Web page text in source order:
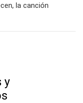
la canción
y